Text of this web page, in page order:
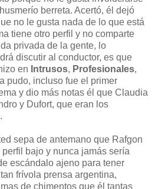
berreta. Acertó, él dejó
no le gusta nada de lo que está
tiene otro perfil y no comparte
privada de la gente, lo
discutir al conductor, es que
en Intrusos, Profesionales,
pudo, incluso fue el primer
y dio más notas él que Claudia
y Dufort, que eran los
sepa de antemano que Rafgon
bajo y nunca jamás sería
escándalo ajeno para tener
frívola prensa argentina,
de chimentos que él tantas